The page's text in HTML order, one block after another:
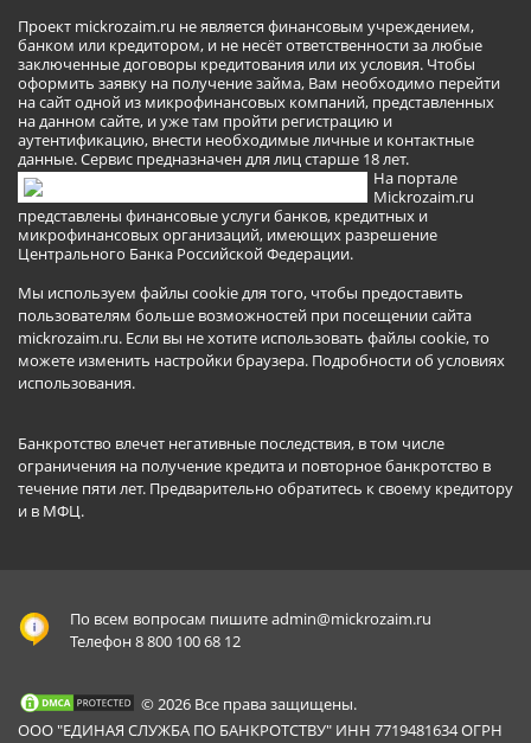
Проект mickrozaim.ru не является финансовым учреждением,
банком или кредитором, и не несёт ответственности за любые
заключенные договоры кредитования или их условия. Чтобы
оформить заявку на получение займа, Вам необходимо перейти
на сайт одной из микрофинансовых компаний, представленных
на данном сайте, и уже там пройти регистрацию и
аутентификацию, внести необходимые личные и контактные
данные. Сервис предназначен для лиц старше 18 лет.
На портале
Mickrozaim.ru
представлены финансовые услуги банков, кредитных и
микрофинансовых организаций, имеющих разрешение
Центрального Банка Российской Федерации.
Мы используем файлы cookie для того, чтобы предоставить
пользователям больше возможностей при посещении сайта
mickrozaim.ru. Если вы не хотите использовать файлы cookie, то
можете изменить настройки браузера. Подробности об условиях
использования.
Банкротство влечет негативные последствия, в том числе
ограничения на получение кредита и повторное банкротство в
течение пяти лет. Предварительно обратитесь к своему кредитору
и в МФЦ.
По всем вопросам пишитеadmin@mickrozaim.ru
Телефон 8 800 100 68 12
© 2026 Все права защищены.
ООО "ЕДИНАЯ СЛУЖБА ПО БАНКРОТСТВУ" ИНН 7719481634 ОГРН